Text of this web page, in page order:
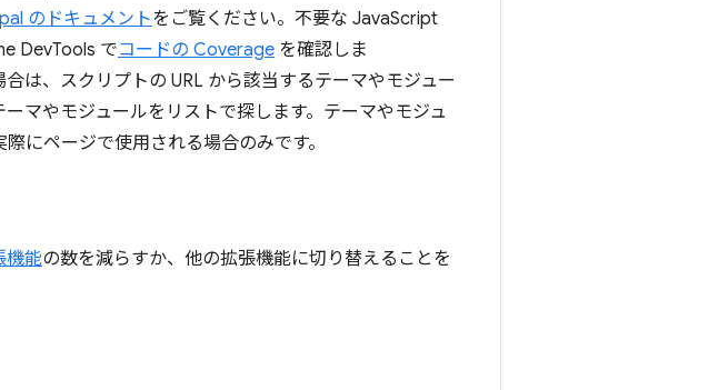
のドキュメントをご覧ください。不要な JavaScript
DevTools でコードの Coverage を確認しま
は、スクリプトの URL から該当するテーマやモジュー
マやモジュールをリストで探します。テーマやモジュ
にページで使用される場合のみです。
機能の数を減らすか、他の拡張機能に切り替えることを